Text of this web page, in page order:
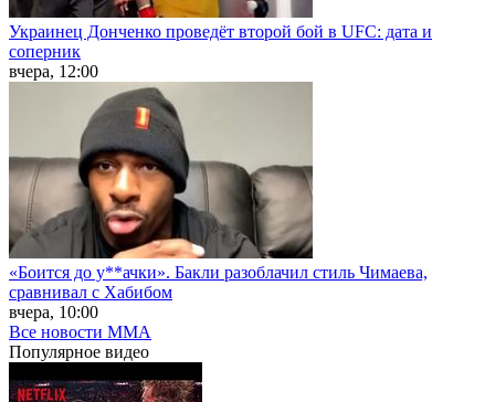
Украинец Донченко проведёт второй бой в UFC: дата и
соперник
вчера, 12:00
«Боится до у**ачки». Бакли разоблачил стиль Чимаева,
сравнивал с Хабибом
вчера, 10:00
Все новости MMA
Популярное видео